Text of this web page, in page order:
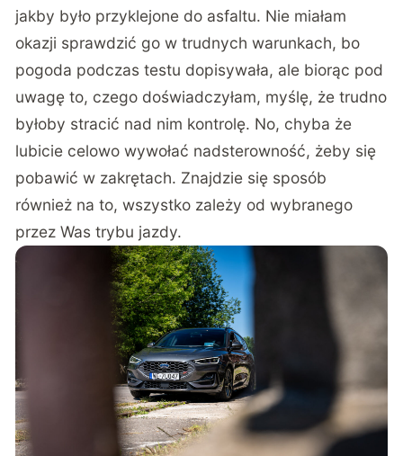
jakby było przyklejone do asfaltu. Nie miałam
okazji sprawdzić go w trudnych warunkach, bo
pogoda podczas testu dopisywała, ale biorąc pod
uwagę to, czego doświadczyłam, myślę, że trudno
byłoby stracić nad nim kontrolę. No, chyba że
lubicie celowo wywołać nadsterowność, żeby się
pobawić w zakrętach. Znajdzie się sposób
również na to, wszystko zależy od wybranego
przez Was trybu jazdy.